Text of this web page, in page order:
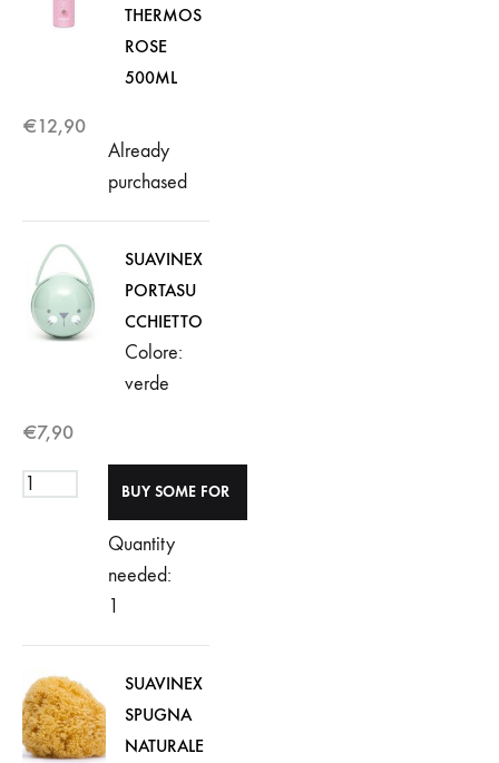
THERMOS
ROSE
500ML
€12,90
Already
purchased
SUAVINEX
PORTASU
CCHIETTO
Colore:
verde
€7,90
Quantity
needed:
1
SUAVINEX
SPUGNA
NATURALE